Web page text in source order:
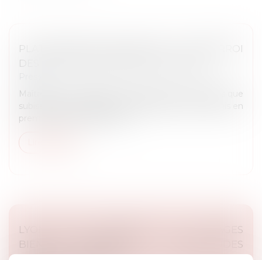
PLATEFORME "MON MASTER" : LE DÉSARROI
DES ÉTUDIANTS SANS AFFECTATION
Maître Rémy DANDAN a pu rappeler les difficultés que
subissent les étudiants qui demandent à être admis en
première année de Master....
LYON. TROIS IMMEUBLES DE 15 ÉTAGES
BIENTÔT CONSTRUITS : INQUIÉTUDES